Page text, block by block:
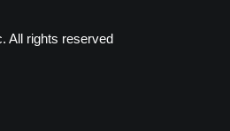
All rights reserved